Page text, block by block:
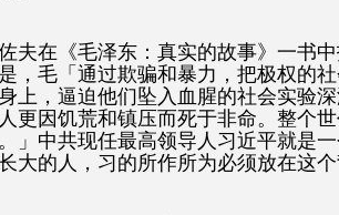
夫在《毛泽东：真实的故事》一书
，毛「通过欺骗和暴力，把极权的
上，逼迫他们坠入血腥的社会实验
更因饥荒和镇压而死于非命。整个
」中共现任最高领导人习近平就是
大的人，习的所作所为必须放在这个